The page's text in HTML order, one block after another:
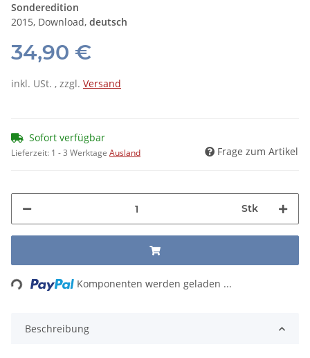
Sonderedition
2015, Download, deutsch
34,90 €
inkl. USt. , zzgl. Versand
Sofort verfügbar
Lieferzeit: 1 - 3 Werktage Ausland Frage zum Artikel
Stk
Komponenten werden geladen ...
Beschreibung